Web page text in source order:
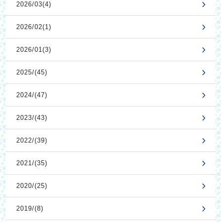
2026/03(4)
2026/02(1)
2026/01(3)
2025/(45)
2024/(47)
2023/(43)
2022/(39)
2021/(35)
2020/(25)
2019/(8)